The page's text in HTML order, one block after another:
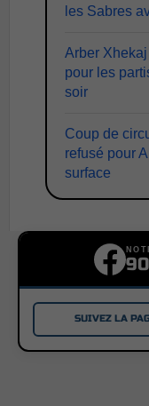
les Sabres
Arber
pour les
soir
Coup de
refusé pour
surface
SUIVEZ LA